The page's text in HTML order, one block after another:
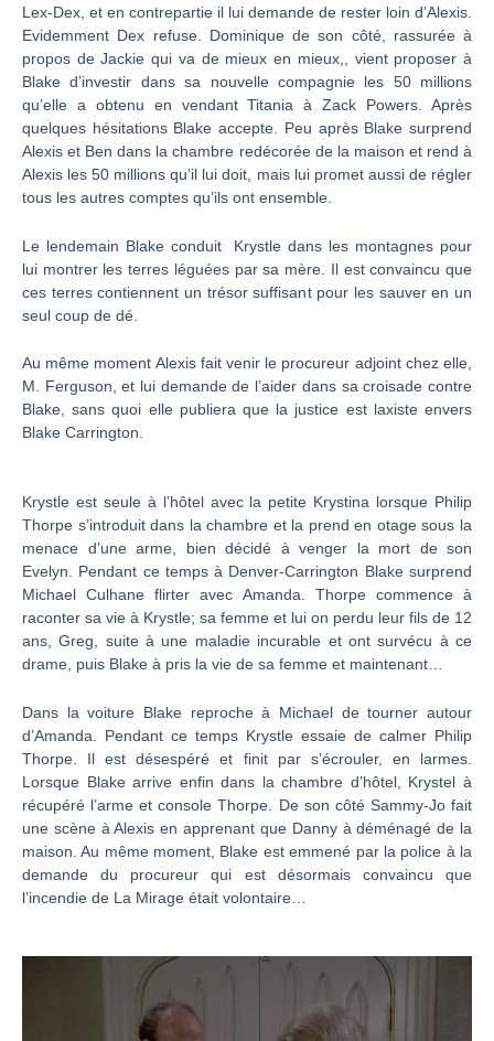
Lex-Dex, et en contrepartie il lui demande de rester loin d’Alexis.
Evidemment Dex refuse. Dominique de son côté, rassurée à
propos de Jackie qui va de mieux en mieux,, vient proposer à
Blake d’investir dans sa nouvelle compagnie les 50 millions
qu’elle a obtenu en vendant Titania à Zack Powers. Après
quelques hésitations Blake accepte. Peu après Blake surprend
Alexis et Ben dans la chambre redécorée de la maison et rend à
Alexis les 50 millions qu’il lui doit, mais lui promet aussi de régler
tous les autres comptes qu’ils ont ensemble.
Le lendemain Blake conduit Krystle dans les montagnes pour
lui montrer les terres léguées par sa mère. Il est convaincu que
ces terres contiennent un trésor suffisant pour les sauver en un
seul coup de dé.
Au même moment Alexis fait venir le procureur adjoint chez elle,
M. Ferguson, et lui demande de l’aider dans sa croisade contre
Blake, sans quoi elle publiera que la justice est laxiste envers
Blake Carrington.
Krystle est seule à l’hôtel avec la petite Krystina lorsque Philip
Thorpe s’introduit dans la chambre et la prend en otage sous la
menace d’une arme, bien décidé à venger la mort de son
Evelyn. Pendant ce temps à Denver-Carrington Blake surprend
Michael Culhane flirter avec Amanda. Thorpe commence à
raconter sa vie à Krystle; sa femme et lui on perdu leur fils de 12
ans, Greg, suite à une maladie incurable et ont survécu à ce
drame, puis Blake à pris la vie de sa femme et maintenant…
Dans la voiture Blake reproche à Michael de tourner autour
d’Amanda. Pendant ce temps Krystle essaie de calmer Philip
Thorpe. Il est désespéré et finit par s’écrouler, en larmes.
Lorsque Blake arrive enfin dans la chambre d’hôtel, Krystel à
récupéré l’arme et console Thorpe. De son côté Sammy-Jo fait
une scène à Alexis en apprenant que Danny à déménagé de la
maison. Au même moment, Blake est emmené par la police à la
demande du procureur qui est désormais convaincu que
l’incendie de La Mirage était volontaire…